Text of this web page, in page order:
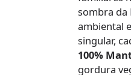
sombra da
ambiental
singular,
100%
gordura